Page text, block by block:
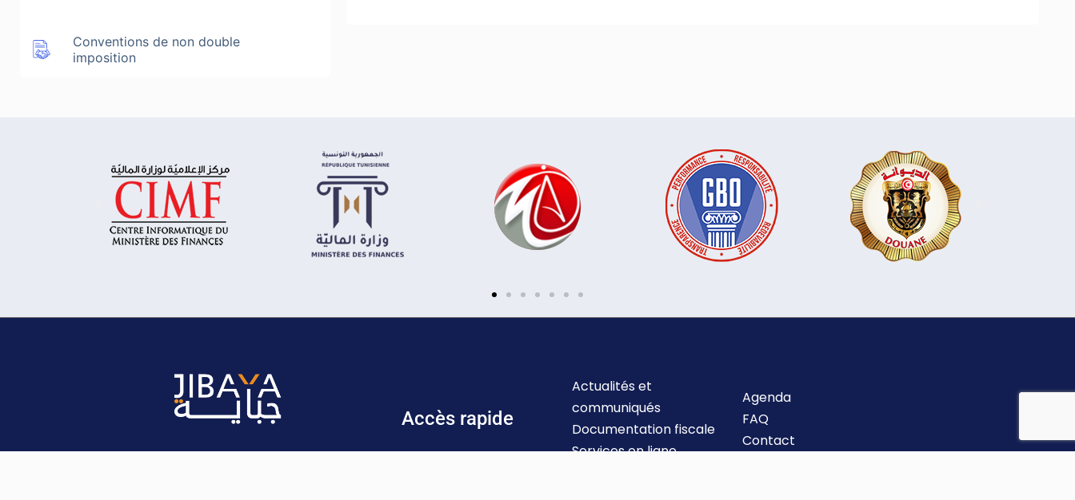
Conventions de non double
imposition
Accès rapide
Actualités et
communiqués
Documentation fiscale
Services en ligne
Agenda
FAQ
Contact